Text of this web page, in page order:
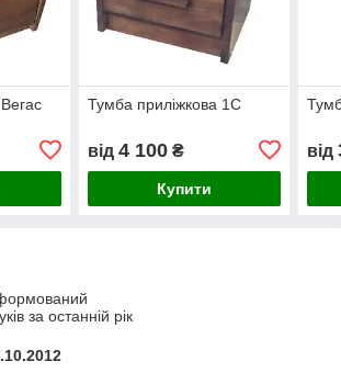
Тумба приліжкова 1С
від 4 100₴
Купити
від
за останній рік